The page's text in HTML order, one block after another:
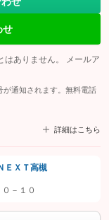
せ
はありません。 メールア
通知されます。無料電話
詳細はこちら
「許可する」ボタンを押
ＸＴ高槻
－１０